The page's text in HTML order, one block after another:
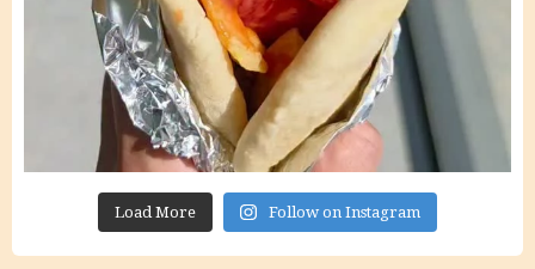
Load More Follow on Instagram